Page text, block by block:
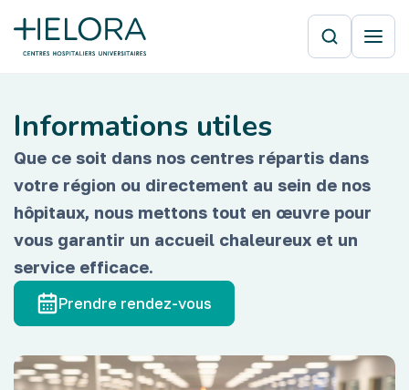
Informations utiles
Que ce soit dans nos centres répartis dans
votre région ou directement au sein de nos
hôpitaux, nous mettons tout en œuvre pour
vous garantir un accueil chaleureux et un
service efficace.
Prendre rendez-vous